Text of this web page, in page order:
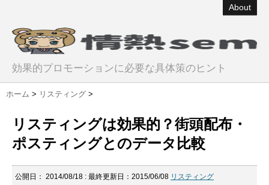
About
効果的プロモーションに必要な具体策のヒント
ホーム > リスティング >
リスティングは効果的？街頭配布・
ポスティングとのデータ比較
公開日： 2014/08/18 : 最終更新日：2015/06/08 リスティング